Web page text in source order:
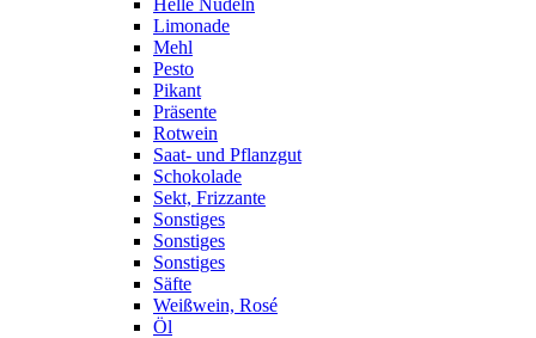
Helle Nudeln
Limonade
Mehl
Pesto
Pikant
Präsente
Rotwein
Saat- und Pflanzgut
Schokolade
Sekt, Frizzante
Sonstiges
Sonstiges
Sonstiges
Säfte
Weißwein, Rosé
Öl